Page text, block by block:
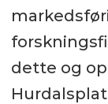
dette og